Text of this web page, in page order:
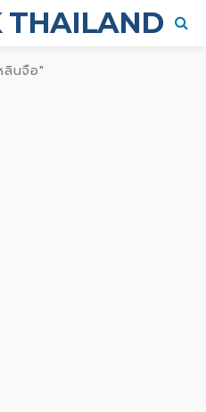
THAILAND
ลินจือ"